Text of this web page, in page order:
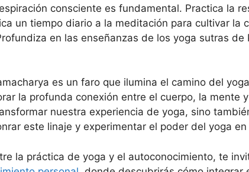
consciente es fundamental. Practica la
un tiempo diario a la meditación para cultivar la
en las enseñanzas de los yoga sutras
es un faro que ilumina el camino del
la profunda conexión entre el cuerpo, la mente
nuestra experiencia de yoga, sino
este linaje y experimentar el poder del yoga
la práctica de yoga y el autoconocimiento, te